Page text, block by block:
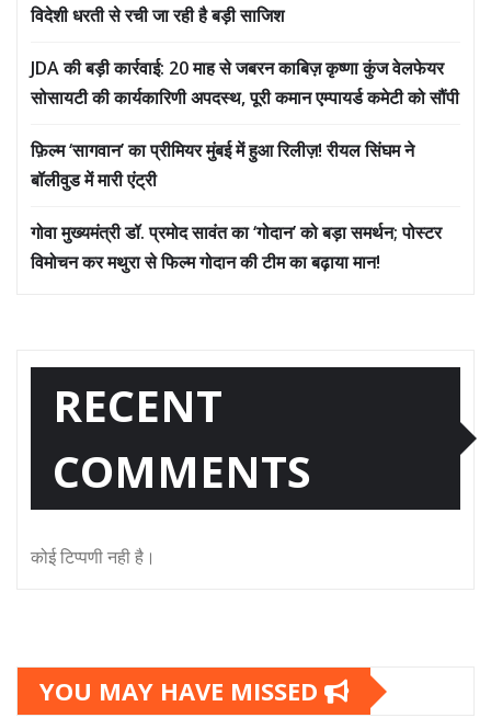
विदेशी धरती से रची जा रही है बड़ी साजिश
JDA की बड़ी कार्रवाई: 20 माह से जबरन काबिज़ कृष्णा कुंज वेलफेयर
सोसायटी की कार्यकारिणी अपदस्थ, पूरी कमान एम्पायर्ड कमेटी को सौंपी
फ़िल्म ‘सागवान’ का प्रीमियर मुंबई में हुआ रिलीज़! रीयल सिंघम ने
बॉलीवुड में मारी एंट्री
गोवा मुख्यमंत्री डॉ. प्रमोद सावंत का ‘गोदान’ को बड़ा समर्थन; पोस्टर
विमोचन कर मथुरा से फिल्म गोदान की टीम का बढ़ाया मान!
RECENT
COMMENTS
कोई टिप्पणी नही है।
YOU MAY HAVE MISSED